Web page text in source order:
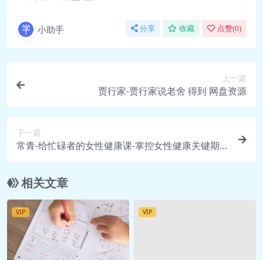
小助手 分享 收藏 点赞(0)
上一篇
贾行家-贾行家说老舍 得到 网盘资源
下一篇
常青-给忙碌者的女性健康课-掌控女性健康关键期
相关文章
VIP VIP